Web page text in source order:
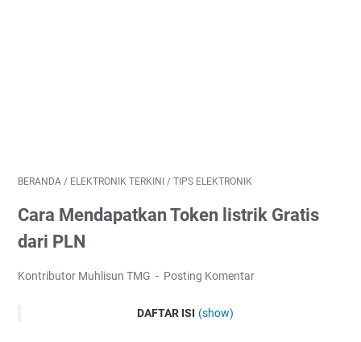
BERANDA / ELEKTRONIK TERKINI / TIPS ELEKTRONIK
Cara Mendapatkan Token listrik Gratis
dari PLN
Kontributor Muhlisun TMG Posting Komentar
DAFTAR ISI (show)